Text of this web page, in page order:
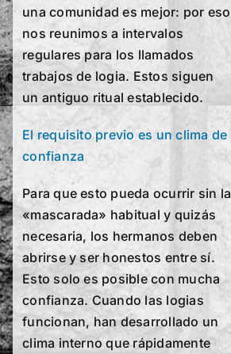
una comunidad es mejor: por eso
nos reunimos a intervalos
regulares para los llamados
trabajos de logia. Estos siguen
un antiguo ritual establecido.
El requisito previo es un clima de
confianza
Para que esto pueda ocurrir sin la
«mascarada» habitual y quizás
necesaria, los hermanos deben
abrirse y ser honestos entre sí.
Esto solo es posible con mucha
confianza. Cuando las logias
funcionan, han desarrollado un
clima interno que rápidamente